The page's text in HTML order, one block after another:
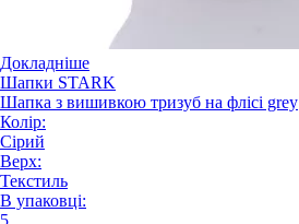
Докладніше
Шапки STARK
Шапка з вишивкою тризуб на флісі grey
Колір:
Сірий
Верх:
Текстиль
В упаковці:
5